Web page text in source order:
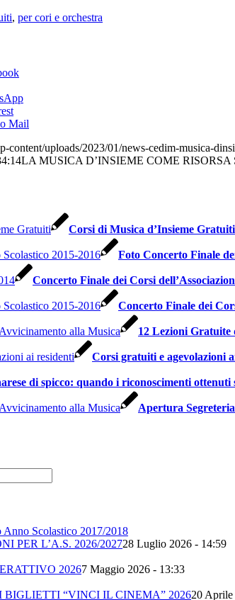
, per cori e orchestra
Mail
content/uploads/2023/01/news-cedim-musica-
LA MUSICA D’INSIEME COME RISORSA
Corsi di Musica d’Insieme Gratuiti
Foto Concerto Finale
Concerto Finale dei Corsi
Concerto Finale dei
12 Lezioni Gratuite
Corsi gratuiti e agevolazioni
di spicco: quando i riconoscimenti
Apertura
PER L’A.S. 2026/202728 Luglio 2026 - 14:59
20267 Maggio 2026 - 13:33
“VINCI IL CINEMA” 202620